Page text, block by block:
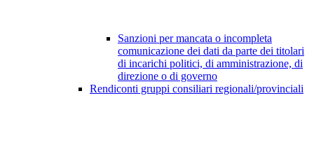
Sanzioni per mancata o incompleta
comunicazione dei dati da parte dei titolari
di incarichi politici, di amministrazione, di
direzione o di governo
Rendiconti gruppi consiliari regionali/provinciali